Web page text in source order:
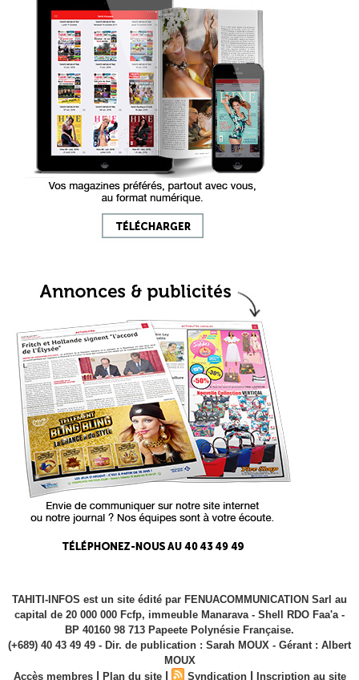
TAHITI-INFOS est un site édité par FENUACOMMUNICATION Sarl au
capital de 20 000 000 Fcfp, immeuble Manarava - Shell RDO Faa'a -
BP 40160 98 713 Papeete Polynésie Française.
(+689) 40 43 49 49 - Dir. de publication : Sarah MOUX - Gérant : Albert
MOUX
Accès membres | Plan du site | Syndication | Inscription au site